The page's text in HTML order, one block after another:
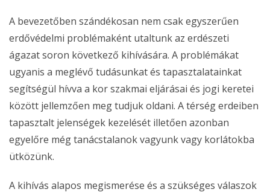
A bevezetőben szándékosan nem csak egyszerűen
erdővédelmi problémaként utaltunk az erdészeti
ágazat soron következő kihívására. A problémákat
ugyanis a meglévő tudásunkat és tapasztalatainkat
segítségül hívva a kor szakmai eljárásai és jogi keretei
között jellemzően meg tudjuk oldani. A térség erdeiben
tapasztalt jelenségek kezelését illetően azonban
egyelőre még tanácstalanok vagyunk vagy korlátokba
ütközünk.
A kihívás alapos megismerése és a szükséges válaszok